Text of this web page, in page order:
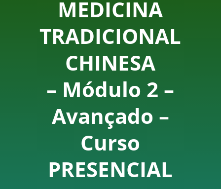
MEDICINA
TRADICIONAL
CHINESA
– Módulo 2 –
Avançado –
Curso
PRESENCIAL